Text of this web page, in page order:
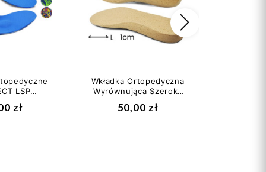
LSP
zł
Wkładka Ortopedyczna
Wyrównująca Szeroka
CORRECT H
50,00 zł